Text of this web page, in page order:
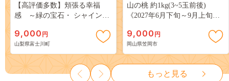
【高評価多数】頬張る幸福
感 ～緑の宝石・ シャインマ
３房） フルーツ 山梨県産 果
物 くだもの シャイン マスカ
ット ぶどう ブドウ 葡萄 大粒
種なし 先行予約 富士川町
10000円 一万円 9000円 九千円
9,000 円
山梨県富士川町
山の桃 約1kg(3~5玉前後)
《2027年6月下旬～9月上旬頃
岡山 はくとう スイーツ フル
ーツ 果物 デザート 旬 モモ も
も 先行予約 送料無料 果物 岡
山県 笠岡市 清水白桃 白鳳 白
麗 クール便---
9,000 円
岡山県笠岡市
もっと見る